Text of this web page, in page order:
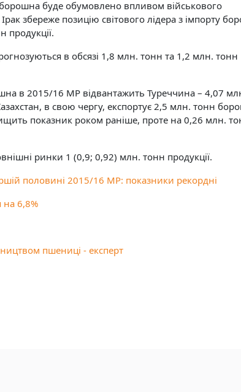
буде обумовлено впливом військового
збереже позицію світового лідера з імпорту
продукції.
в обсязі 1,8 млн. тонн та 1,2 млн. тонн
в 2015/16 МР відвантажить Туреччина – 4,07
в свою чергу, експортує 2,5 млн. тонн
показник роком раніше, проте на 0,26 млн.
ринки 1 (0,9; 0,92) млн. тонн продукції.
половині 2015/16 МР: показники рекордні
на 6,8%
пшениці - експерт